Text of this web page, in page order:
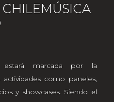
estará marcada por la
como paneles,
y showcases. Siendo el